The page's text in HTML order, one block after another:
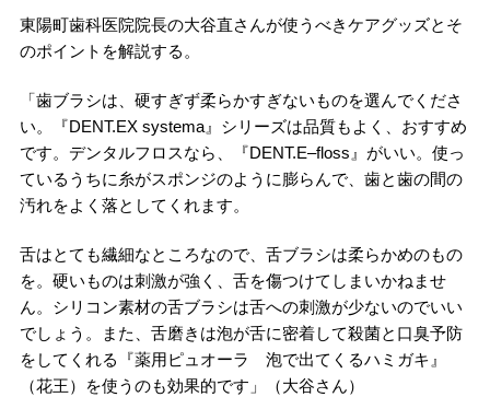
東陽町歯科医院院長の大谷直さんが使うべきケアグッズとそ
のポイントを解説する。
「歯ブラシは、硬すぎず柔らかすぎないものを選んでくださ
い。『DENT.EX systema』シリーズは品質もよく、おすすめ
です。デンタルフロスなら、『DENT.E–floss』がいい。使っ
ているうちに糸がスポンジのように膨らんで、歯と歯の間の
汚れをよく落としてくれます。
舌はとても繊細なところなので、舌ブラシは柔らかめのもの
を。硬いものは刺激が強く、舌を傷つけてしまいかねませ
ん。シリコン素材の舌ブラシは舌への刺激が少ないのでいい
でしょう。また、舌磨きは泡が舌に密着して殺菌と口臭予防
をしてくれる『薬用ピュオーラ 泡で出てくるハミガキ』
（花王）を使うのも効果的です」（大谷さん）